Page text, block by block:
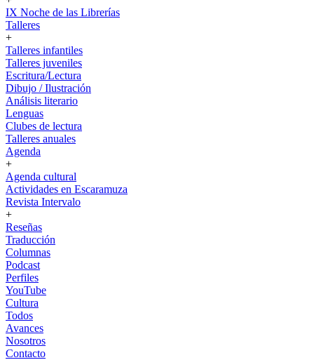
IX Noche de las Librerías
Talleres
+
Talleres infantiles
Talleres juveniles
Escritura/Lectura
Dibujo / Ilustración
Análisis literario
Lenguas
Clubes de lectura
Talleres anuales
Agenda
+
Agenda cultural
Actividades en Escaramuza
Revista Intervalo
+
Reseñas
Traducción
Columnas
Podcast
Perfiles
YouTube
Cultura
Todos
Avances
Nosotros
Contacto